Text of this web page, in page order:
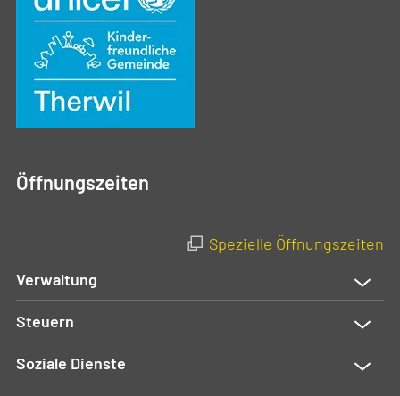
Öffnungszeiten
Spezielle Öffnungszeiten
Verwaltung
Steuern
Soziale Dienste